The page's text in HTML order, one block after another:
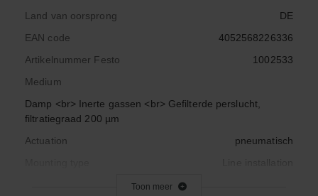
Land van oorsprong
DE
EAN code
4052568226336
Artikelnummer Festo
1002533
Medium
Damp <br> Inerte gassen <br> Gefilterde perslucht,
filtratiegraad 200 µm
Actuation
pneumatisch
Toon meer